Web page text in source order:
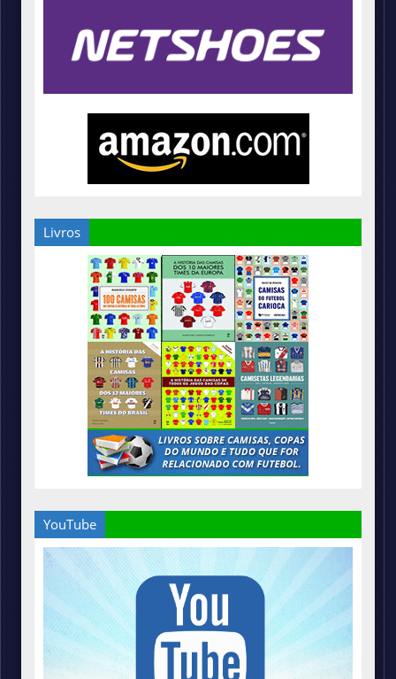
Livros
YouTube